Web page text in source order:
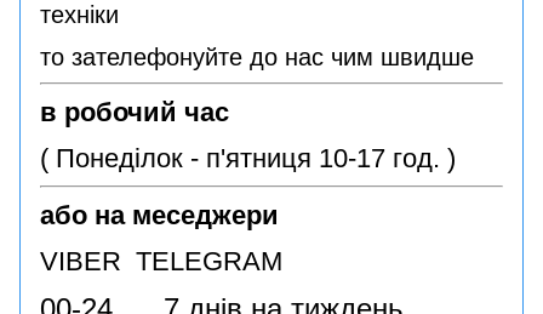
техніки
то зателефонуйте до нас чим швидше
в робочий час
( Понеділок - п'ятниця 10-17 год. )
або на меседжери
VIBER TELEGRAM